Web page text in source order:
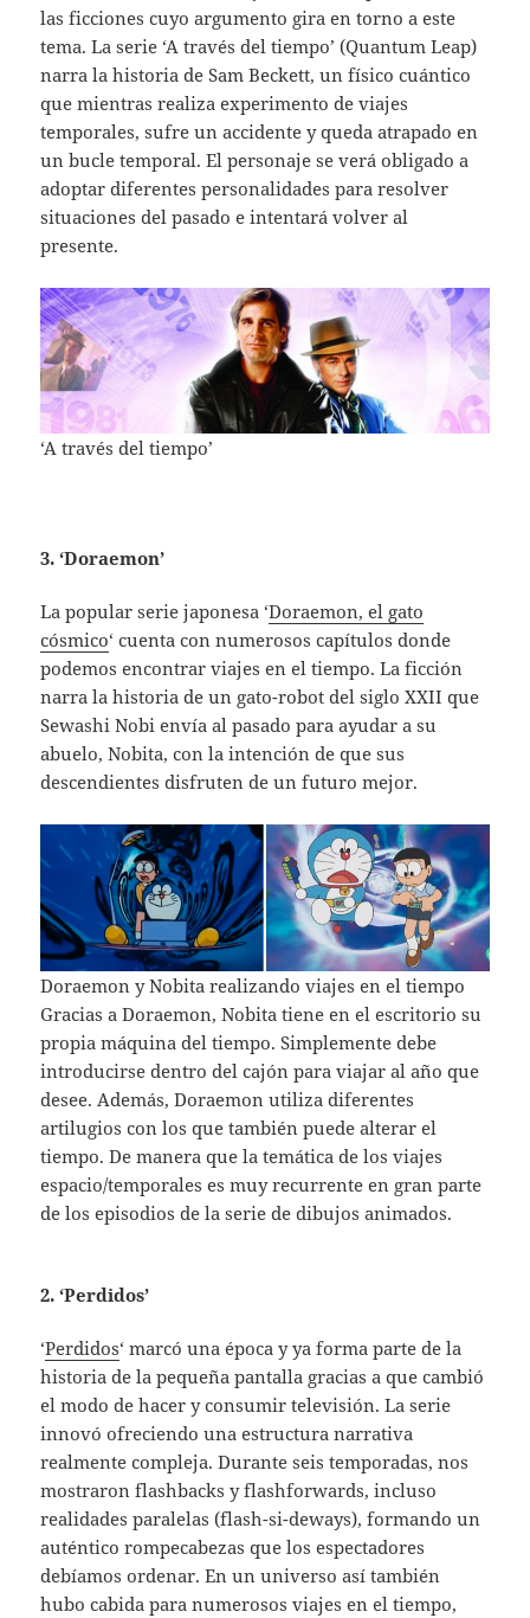
las ficciones cuyo argumento gira en torno a este
tema. La serie ‘A través del tiempo’ (Quantum Leap)
narra la historia de Sam Beckett, un físico cuántico
que mientras realiza experimento de viajes
temporales, sufre un accidente y queda atrapado en
un bucle temporal. El personaje se verá obligado a
adoptar diferentes personalidades para resolver
situaciones del pasado e intentará volver al
presente.
‘A través del tiempo’
3. ‘Doraemon’
La popular serie japonesa ‘Doraemon, el gato
cósmico‘ cuenta con numerosos capítulos donde
podemos encontrar viajes en el tiempo. La ficción
narra la historia de un gato-robot del siglo XXII que
Sewashi Nobi envía al pasado para ayudar a su
abuelo, Nobita, con la intención de que sus
descendientes disfruten de un futuro mejor.
Doraemon y Nobita realizando viajes en el tiempo
Gracias a Doraemon, Nobita tiene en el escritorio su
propia máquina del tiempo. Simplemente debe
introducirse dentro del cajón para viajar al año que
desee. Además, Doraemon utiliza diferentes
artilugios con los que también puede alterar el
tiempo. De manera que la temática de los viajes
espacio/temporales es muy recurrente en gran parte
de los episodios de la serie de dibujos animados.
2. ‘Perdidos’
‘Perdidos‘ marcó una época y ya forma parte de la
historia de la pequeña pantalla gracias a que cambió
el modo de hacer y consumir televisión. La serie
innovó ofreciendo una estructura narrativa
realmente compleja. Durante seis temporadas, nos
mostraron flashbacks y flashforwards, incluso
realidades paralelas (flash-si-deways), formando un
auténtico rompecabezas que los espectadores
debíamos ordenar. En un universo así también
hubo cabida para numerosos viajes en el tiempo,